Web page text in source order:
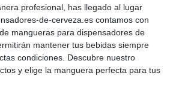
profesional, has llegado al lugar
de-cerveza.es contamos con
mangueras para dispensadores de
mantener tus bebidas siempre
condiciones. Descubre nuestro
y elige la manguera perfecta para tus